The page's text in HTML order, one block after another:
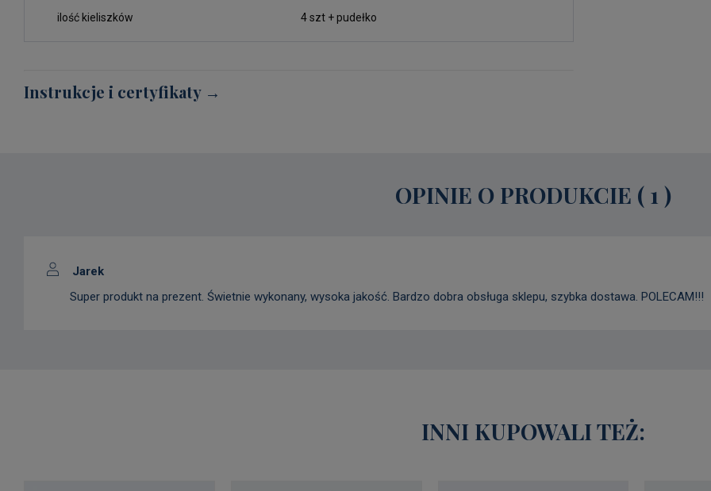
ilość kieliszków 4 szt + pudełko
Instrukcje i certyfikaty →
OPINIE O PRODUKCIE ( 1 )
Jarek
Super produkt na prezent. Świetnie wykonany, wysoka jakość. Bardzo dobra obsługa sklepu, szybka dostawa. POLECAM!!!
INNI KUPOWALI TEŻ: